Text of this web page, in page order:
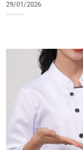
29/01/2026